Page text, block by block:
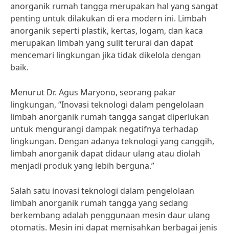
anorganik rumah tangga merupakan hal yang sangat
penting untuk dilakukan di era modern ini. Limbah
anorganik seperti plastik, kertas, logam, dan kaca
merupakan limbah yang sulit terurai dan dapat
mencemari lingkungan jika tidak dikelola dengan
baik.
Menurut Dr. Agus Maryono, seorang pakar
lingkungan, “Inovasi teknologi dalam pengelolaan
limbah anorganik rumah tangga sangat diperlukan
untuk mengurangi dampak negatifnya terhadap
lingkungan. Dengan adanya teknologi yang canggih,
limbah anorganik dapat didaur ulang atau diolah
menjadi produk yang lebih berguna.”
Salah satu inovasi teknologi dalam pengelolaan
limbah anorganik rumah tangga yang sedang
berkembang adalah penggunaan mesin daur ulang
otomatis. Mesin ini dapat memisahkan berbagai jenis